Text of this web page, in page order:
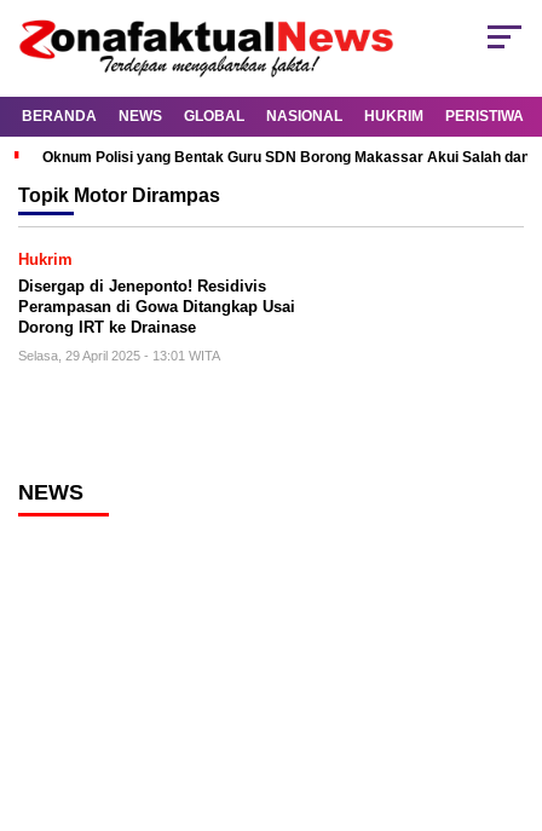
BERANDA NEWS GLOBAL NASIONAL HUKRIM PERISTIWA
Oknum Polisi yang Bentak Guru SDN Borong Makassar Akui Salah dan
Topik Motor Dirampas
Hukrim
Disergap di Jeneponto! Residivis
Perampasan di Gowa Ditangkap Usai
Dorong IRT ke Drainase
Selasa, 29 April 2025 - 13:01 WITA
NEWS